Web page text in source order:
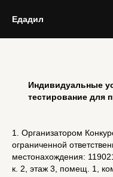
Едадил
Индивидуальные
тестирование для
1. Организатором
ограниченной
местонахождения:
к. 2, этаж 3, помещ. 1,